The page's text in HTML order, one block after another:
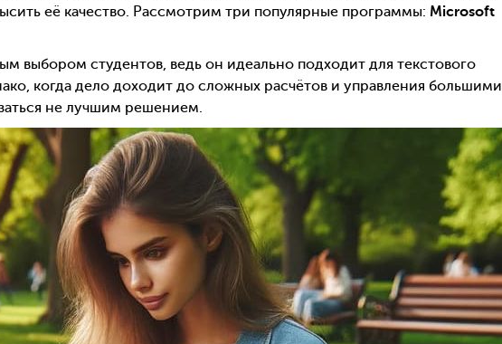
её качество. Рассмотрим три популярные программы: Microsoft
выбором студентов, ведь он идеально подходит для текстового
когда дело доходит до сложных расчётов и управления большими
не лучшим решением.